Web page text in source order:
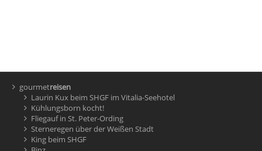
gourmetreisen
Laurin Kux beim SHGF im Vitalia-Seehotel
Kühlungsborn kocht!
Fliegauf in St. Peter-Ording
Sterneregen über der Weißen Stadt
King beim SHGF